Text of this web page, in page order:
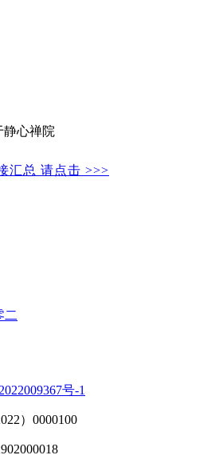
静心禅院
汇总 请点击 >>>
二
号-1
）0000100